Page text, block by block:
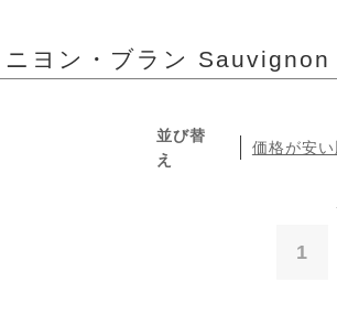
ニヨン・ブラン
並び替
え
価格が安い
1